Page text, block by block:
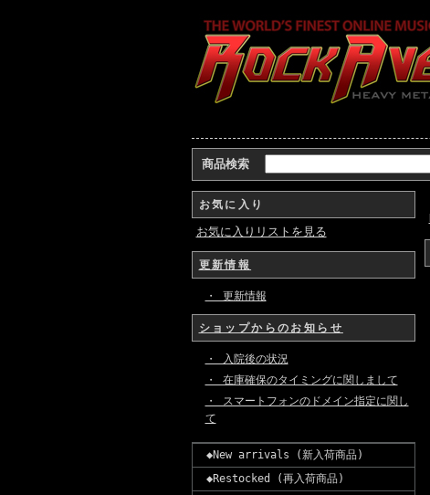
商品検索
お気に入り
お気に入りリストを見る
更新情報
・ 更新情報
ショップからのお知らせ
・ 入院後の状況
・ 在庫確保のタイミングに関しまして
・ スマートフォンのドメイン指定に関し
て
◆New arrivals (新入荷商品)
◆Restocked (再入荷商品)